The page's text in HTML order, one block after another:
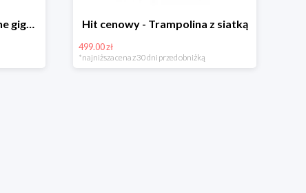
Hit cenowy - Bańki mydlane gigant lub płyn uzupełniający Hit cenowy - Trampolina z siatką
499.00 zł
*najniższa cena z 30 dni przed obniżką